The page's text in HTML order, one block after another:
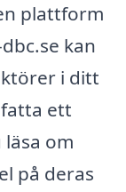
plattform
kan
i ditt
ett
om
på deras